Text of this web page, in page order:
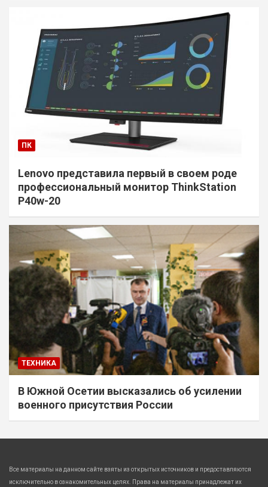
ПК
Lenovo представила первый в своем роде
профессиональный монитор ThinkStation
P40w-20
ТЕХНИКА
В Южной Осетии высказались об усилении
военного присутствия России
Все материалы на данном сайте взяты из открытых источников и предоставляются
исключительно в ознакомительных целях. Права на материалы принадлежат их